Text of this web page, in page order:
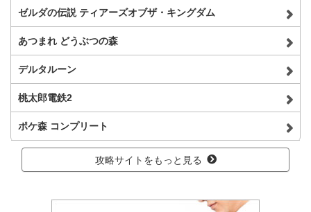
ゼルダの伝説 ティアーズオブザ・キングダム
あつまれ どうぶつの森
デルタルーン
桃太郎電鉄2
ポケ森 コンプリート
攻略サイトをもっと見る